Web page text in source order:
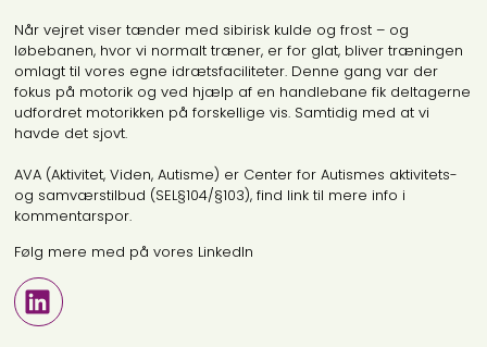
Når vejret viser tænder med sibirisk kulde og frost – og
løbebanen, hvor vi normalt træner, er for glat, bliver træningen
omlagt til vores egne idrætsfaciliteter. Denne gang var der
fokus på motorik og ved hjælp af en handlebane fik deltagerne
udfordret motorikken på forskellige vis. Samtidig med at vi
havde det sjovt.
AVA (Aktivitet, Viden, Autisme) er Center for Autismes aktivitets-
og samværstilbud (SEL§104/§103), find link til mere info i
kommentarspor.
Følg mere med på vores LinkedIn